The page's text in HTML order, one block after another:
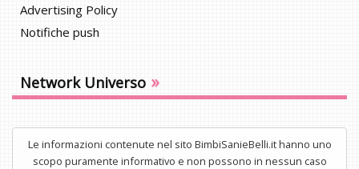
Advertising Policy
Notifiche push
Network Universo »
Le informazioni contenute nel sito BimbiSanieBelli.it hanno uno
scopo puramente informativo e non possono in nessun caso